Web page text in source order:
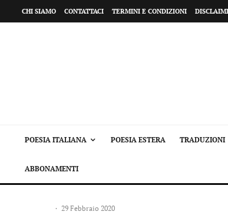
CHI SIAMO CONTATTACI TERMINI E CONDIZIONI
POESIA ITALIANA POESIA ESTERA TRADUZIONI
ABBONAMENTI
· 29 Febbraio 2020